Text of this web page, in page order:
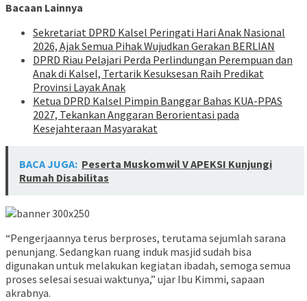
Bacaan Lainnya
Sekretariat DPRD Kalsel Peringati Hari Anak Nasional
2026, Ajak Semua Pihak Wujudkan Gerakan BERLIAN
DPRD Riau Pelajari Perda Perlindungan Perempuan dan
Anak di Kalsel, Tertarik Kesuksesan Raih Predikat
Provinsi Layak Anak
Ketua DPRD Kalsel Pimpin Banggar Bahas KUA-PPAS
2027, Tekankan Anggaran Berorientasi pada
Kesejahteraan Masyarakat
BACA JUGA: Peserta Muskomwil V APEKSI Kunjungi
Rumah Disabilitas
“Pengerjaannya terus berproses, terutama sejumlah sarana
penunjang. Sedangkan ruang induk masjid sudah bisa
digunakan untuk melakukan kegiatan ibadah, semoga semua
proses selesai sesuai waktunya,” ujar Ibu Kimmi, sapaan
akrabnya.